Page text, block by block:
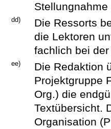
Stellungnahme
dd)
Die Ressorts
die Lektoren
fachlich bei
ee)
Die Redaktion
Projektgruppe
Org.) die
Textübersicht.
Organisation